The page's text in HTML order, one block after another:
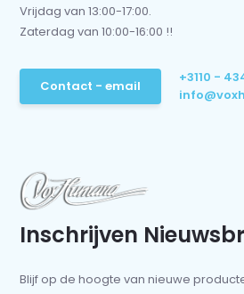
Vrijdag van 13:00-17:00.
Zaterdag van 10:00-16:00 !!
Contact - email
+3110 -
Inschrijven
Blijf op de hoogte van nieuwe